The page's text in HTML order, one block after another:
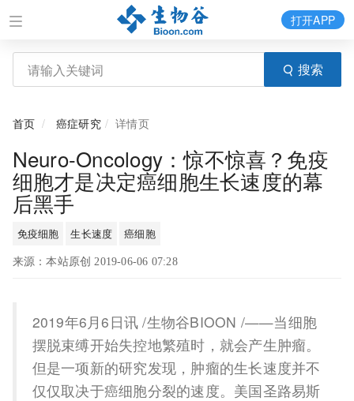
搜索
打开APP
首页 癌症研究 详情页
Neuro-Oncology：惊不惊喜？免疫
细胞才是决定癌细胞生长速度的幕
后黑手
免疫细胞 生长速度 癌细胞
来源：本站原创 2019-06-06 07:28
2019年6月6日讯 /生物谷BIOON /——当细胞
摆脱束缚开始失控地繁殖时，就会产生肿瘤。
但是一项新的研究发现，肿瘤的生长速度并不
仅仅取决于癌细胞分裂的速度。美国圣路易斯